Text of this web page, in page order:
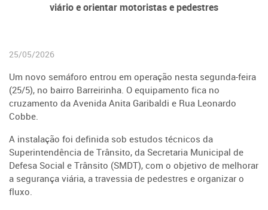
viário e orientar motoristas e pedestres
25/05/2026
Um novo semáforo entrou em operação nesta segunda-feira
(25/5), no bairro Barreirinha. O equipamento fica no
cruzamento da Avenida Anita Garibaldi e Rua Leonardo
Cobbe.
A instalação foi definida sob estudos técnicos da
Superintendência de Trânsito, da Secretaria Municipal de
Defesa Social e Trânsito (SMDT), com o objetivo de melhorar
a segurança viária, a travessia de pedestres e organizar o
fluxo.